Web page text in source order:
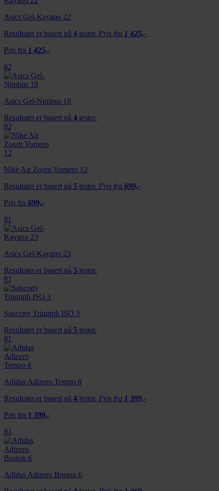
dessuten informasjon om hvordan du bruker nettstedet
vårt, med partnerne våre innen sosiale medier,
med annen informasjon du har gjort tilgjengelig for dem,
eller som de har samlet inn gjennom din bruk av
Asics Gel-Kayano 22
Resultatet er basert på 4 tester. Pris fra 1 425,-
Pris fra 1 425,-
82
Asics Gel-Nimbus 18
Resultatet er basert på 4 tester.
82
Nike Air Zoom Vomero 12
Resultatet er basert på 5 tester. Pris fra 699,-
Pris fra 699,-
81
Asics Gel-Kayano 23
Resultatet er basert på 5 tester.
81
Saucony Triumph ISO 3
Resultatet er basert på 5 tester.
81
Adidas Adizero Tempo 8
Resultatet er basert på 4 tester. Pris fra 1 399,-
Pris fra 1 399,-
81
Adidas Adizero Boston 6